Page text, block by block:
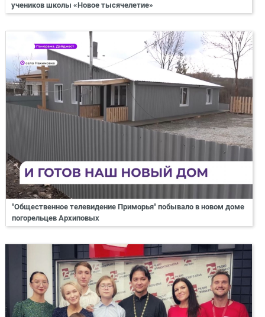
учеников школы «Новое тысячелетие»
"Общественное телевидение Приморья" побывало в новом доме
погорельцев Архиповых